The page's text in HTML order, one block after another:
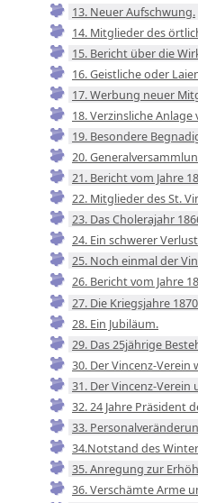
13. Neuer Aufschwung.
14. Mitglieder des
15. Bericht über die
16. Geistliche oder
17. Werbung neuer
18. Verzinsliche
19. Besondere
20.
21. Bericht vom Jahre
22. Mitglieder des St.
23. Das Cholerajahr
24. Ein schwerer
25. Noch einmal der
26. Bericht vom Jahre
27. Die Kriegsjahre
28. Ein Jubiläum.
29. Das 25jährige
30. Der Vincenz-
31. Der Vincenz-
32. 24 Jahre Präsident
33.
34.Notstand des
35. Anregung zur
36. Verschämte Arme